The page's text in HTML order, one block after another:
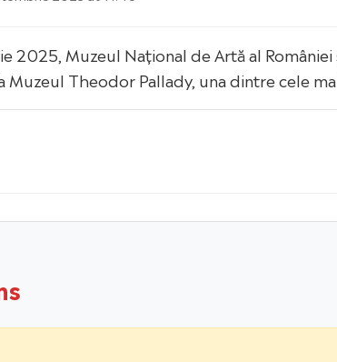
2025, Muzeul Național de Artă al
Theodor Pallady, una dintre cele